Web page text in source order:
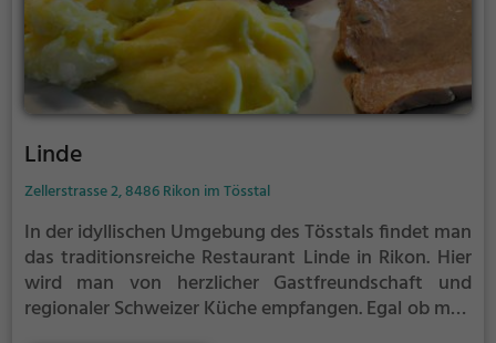
Linde
Zellerstrasse 2, 8486 Rikon im Tösstal
In der idyllischen Umgebung des Tösstals findet man
das traditionsreiche Restaurant Linde in Rikon. Hier
wird man von herzlicher Gastfreundschaft und
regionaler Schweizer Küche empfangen. Egal ob man